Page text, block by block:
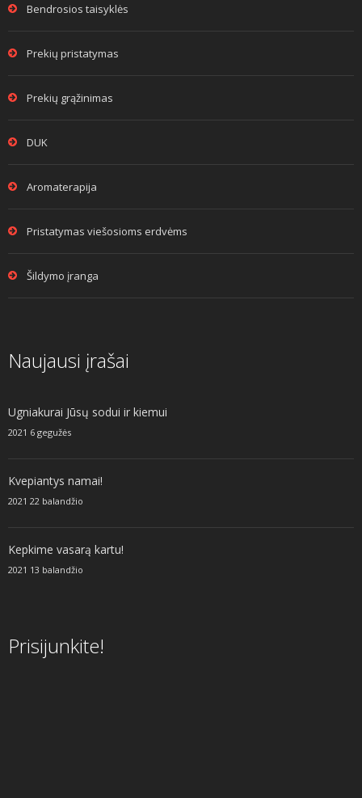
Bendrosios taisyklės
Prekių pristatymas
Prekių grąžinimas
DUK
Aromaterapija
Pristatymas viešosioms erdvėms
Šildymo įranga
Naujausi įrašai
Ugniakurai Jūsų sodui ir kiemui
2021 6 gegužės
Kvepiantys namai!
2021 22 balandžio
Kepkime vasarą kartu!
2021 13 balandžio
Prisijunkite!